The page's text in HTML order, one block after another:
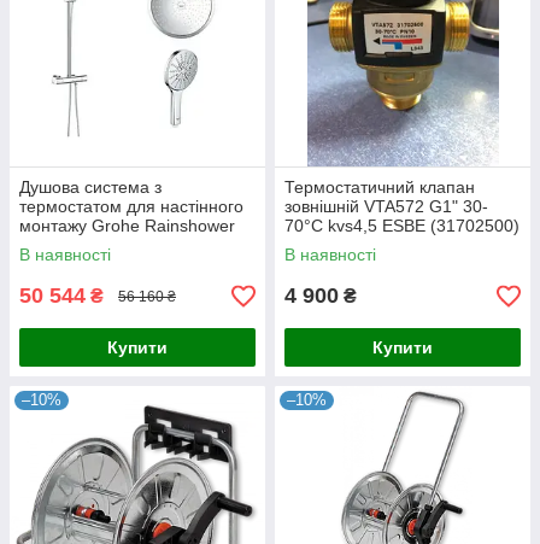
Душова система з
термостатом для настінного
монтажу Grohe Rainshower
Smartactive 310 (27966001)
В наявності
50 544 ₴ 56 160 ₴
Купити
Термостатичний клапан
зовнішній VTA572 G1" 30-
70°С kvs4,5 ESBE (31702500)
В наявності
4 900 ₴
Купити
–10% –10%